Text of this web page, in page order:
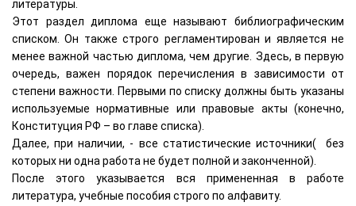
литературы.
Этот раздел диплома еще называют библиографическим
списком. Он также строго регламентирован и является не
менее важной частью диплома, чем другие. Здесь, в первую
очередь, важен порядок перечисления в зависимости от
степени важности. Первыми по списку должны быть указаны
используемые нормативные или правовые акты (конечно,
Конституция РФ – во главе списка).
Далее, при наличии, - все статистические источники( без
которых ни одна работа не будет полной и законченной).
После этого указывается вся примененная в работе
литература, учебные пособия строго по алфавиту.